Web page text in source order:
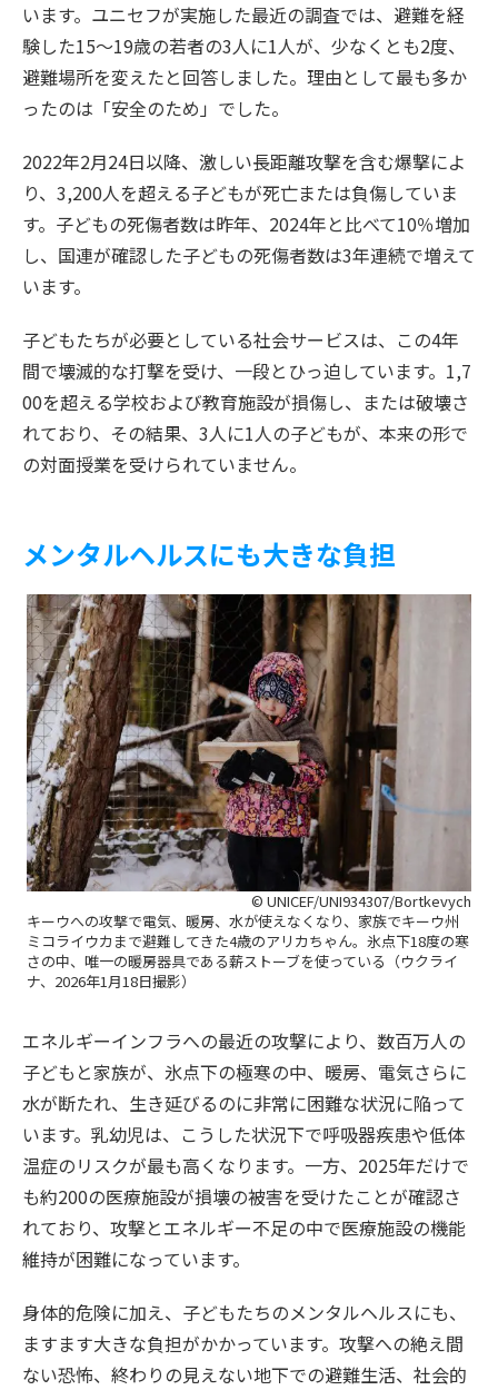
います。ユニセフが実施した最近の調査では、避難を経
験した15〜19歳の若者の3人に1人が、少なくとも2度、
避難場所を変えたと回答しました。理由として最も多か
ったのは「安全のため」でした。
2022年2月24日以降、激しい長距離攻撃を含む爆撃によ
り、3,200人を超える子どもが死亡または負傷していま
す。子どもの死傷者数は昨年、2024年と比べて10％増加
し、国連が確認した子どもの死傷者数は3年連続で増えて
います。
子どもたちが必要としている社会サービスは、この4年
間で壊滅的な打撃を受け、一段とひっ迫しています。1,7
00を超える学校および教育施設が損傷し、または破壊さ
れており、その結果、3人に1人の子どもが、本来の形で
の対面授業を受けられていません。
メンタルヘルスにも大きな負担
© UNICEF/UNI934307/Bortkevych
キーウへの攻撃で電気、暖房、水が使えなくなり、家族でキーウ州
ミコライウカまで避難してきた4歳のアリカちゃん。氷点下18度の寒
さの中、唯一の暖房器具である薪ストーブを使っている（ウクライ
ナ、2026年1月18日撮影）
エネルギーインフラへの最近の攻撃により、数百万人の
子どもと家族が、氷点下の極寒の中、暖房、電気さらに
水が断たれ、生き延びるのに非常に困難な状況に陥って
います。乳幼児は、こうした状況下で呼吸器疾患や低体
温症のリスクが最も高くなります。一方、2025年だけで
も約200の医療施設が損壊の被害を受けたことが確認さ
れており、攻撃とエネルギー不足の中で医療施設の機能
維持が困難になっています。
身体的危険に加え、子どもたちのメンタルヘルスにも、
ますます大きな負担がかかっています。攻撃への絶え間
ない恐怖、終わりの見えない地下での避難生活、社会的